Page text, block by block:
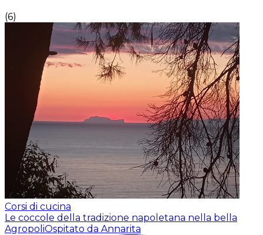
(6)
Corsi di cucina
Le coccole della tradizione napoletana nella bella
AgropoliOspitato da Annarita